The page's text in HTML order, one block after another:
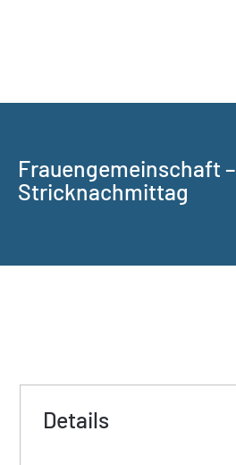
Frauengemeinschaft –
Stricknachmittag
Details